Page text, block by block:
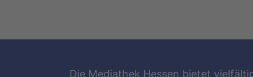
Die Mediathek Hessen bietet